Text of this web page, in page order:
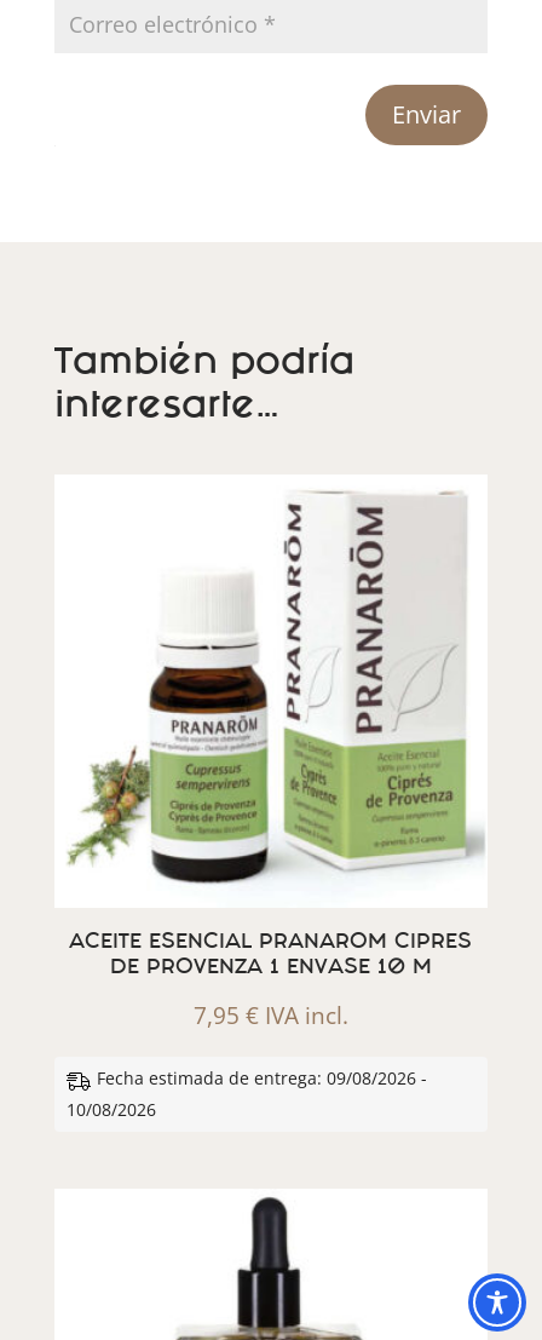
Enviar
También podría
interesarte…
ACEITE ESENCIAL PRANAROM CIPRES
DE PROVENZA 1 ENVASE 10 M
7,95 € IVA incl.
Fecha estimada de entrega: 09/08/2026 -
10/08/2026